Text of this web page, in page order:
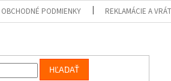
OBCHODNÉ PODMIENKY REKLAMÁCIE A
HĽADAŤ